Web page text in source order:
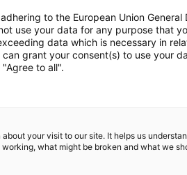
to the European Union General
use your data for any purpose that
data which is necessary in
grant your consent(s) to use your
to all".
your visit to our site. It helps us
what might be broken and what we